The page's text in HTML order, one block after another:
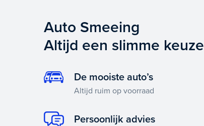
Auto Smeeing
Altijd een slimme keuze
De mooiste auto’s
Altijd ruim op voorraad
Persoonlijk advies